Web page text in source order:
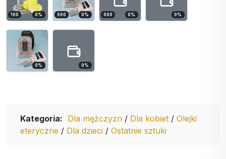
100 0% 600 0% 600 0% 0%
0% 0%
Kategoria: Dla mężczyzn / Dla kobiet / Olejki
eteryczne / Dla dzieci / Ostatnie sztuki